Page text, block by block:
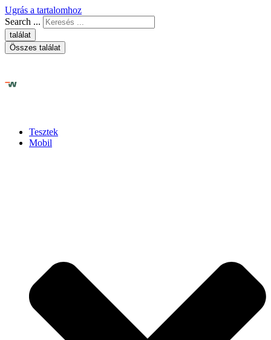
Ugrás a tartalomhoz
Search ...
találat
Összes találat
Tesztek
Mobil